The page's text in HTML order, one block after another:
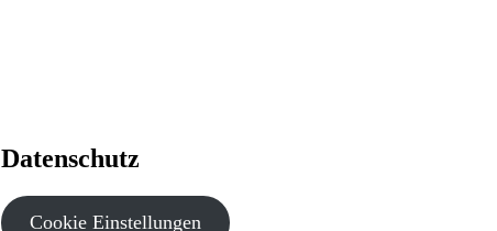
Datenschutz
Cookie Einstellungen